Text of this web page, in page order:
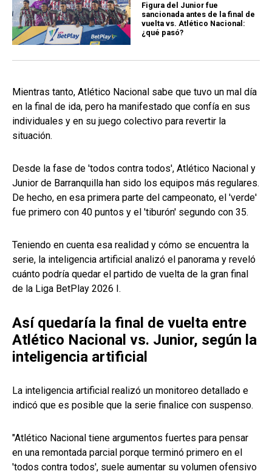
Figura del Junior fue
sancionada antes de la final de
vuelta vs. Atlético Nacional:
¿qué pasó?
Mientras tanto, Atlético Nacional sabe que tuvo un mal día
en la final de ida, pero ha manifestado que confía en sus
individuales y en su juego colectivo para revertir la
situación.
Desde la fase de 'todos contra todos', Atlético Nacional y
Junior de Barranquilla han sido los equipos más regulares.
De hecho, en esa primera parte del campeonato, el 'verde'
fue primero con 40 puntos y el 'tiburón' segundo con 35.
Teniendo en cuenta esa realidad y cómo se encuentra la
serie, la inteligencia artificial analizó el panorama y reveló
cuánto podría quedar el partido de vuelta de la gran final
de la Liga BetPlay 2026 I.
Así quedaría la final de vuelta entre
Atlético Nacional vs. Junior, según la
inteligencia artificial
La inteligencia artificial realizó un monitoreo detallado e
indicó que es posible que la serie finalice con suspenso.
"Atlético Nacional tiene argumentos fuertes para pensar
en una remontada parcial porque terminó primero en el
'todos contra todos', suele aumentar su volumen ofensivo